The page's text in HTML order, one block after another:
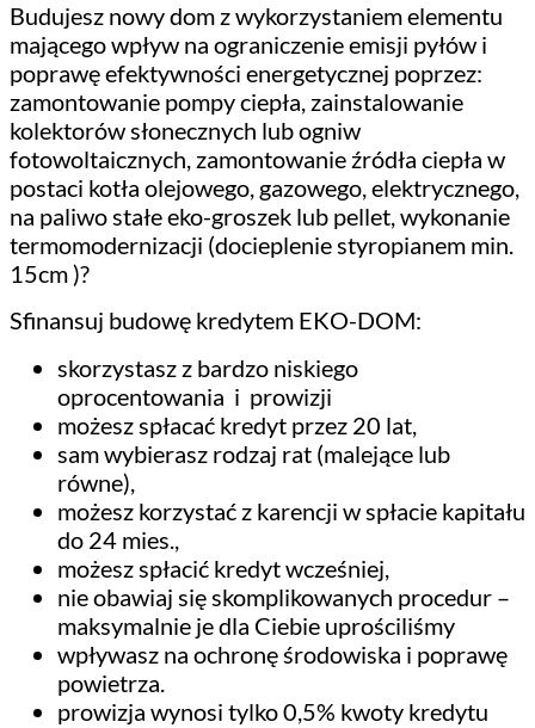
Budujesz nowy dom z wykorzystaniem elementu
mającego wpływ na ograniczenie emisji pyłów i
poprawę efektywności energetycznej poprzez:
zamontowanie pompy ciepła, zainstalowanie
kolektorów słonecznych lub ogniw
fotowoltaicznych, zamontowanie źródła ciepła w
postaci kotła olejowego, gazowego, elektrycznego,
na paliwo stałe eko-groszek lub pellet, wykonanie
termomodernizacji (docieplenie styropianem min.
15cm )?
Sfinansuj budowę kredytem EKO-DOM:
skorzystasz z bardzo niskiego
oprocentowania i prowizji
możesz spłacać kredyt przez 20 lat,
sam wybierasz rodzaj rat (malejące lub
równe),
możesz korzystać z karencji w spłacie kapitału
do 24 mies.,
możesz spłacić kredyt wcześniej,
nie obawiaj się skomplikowanych procedur –
maksymalnie je dla Ciebie uprościliśmy
wpływasz na ochronę środowiska i poprawę
powietrza.
prowizja wynosi tylko 0,5% kwoty kredytu